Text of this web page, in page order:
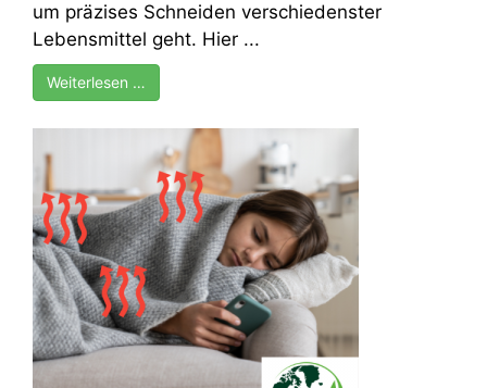
um präzises Schneiden verschiedenster
Lebensmittel geht. Hier ...
Weiterlesen …